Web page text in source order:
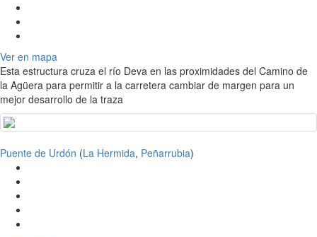
Ver en mapa
Esta estructura cruza el río Deva en las proximidades del Camino de
la Agüera para permitir a la carretera cambiar de margen para un
mejor desarrollo de la traza
Puente de Urdón (La Hermida, Peñarrubia)